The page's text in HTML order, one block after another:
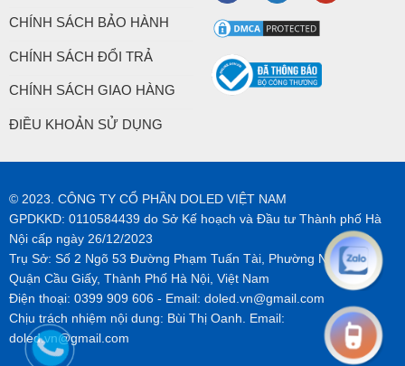
CHÍNH SÁCH BẢO HÀNH
CHÍNH SÁCH ĐỔI TRẢ
CHÍNH SÁCH GIAO HÀNG
ĐIỀU KHOẢN SỬ DỤNG
© 2023. CÔNG TY CỔ PHẦN DOLED VIỆT NAM
GPDKKD: 0110584439 do Sở Kế hoạch và Đầu tư Thành phố Hà
Nội cấp ngày 26/12/2023
Trụ Sở: Số 2 Ngõ 53 Đường Phạm Tuấn Tài, Phường Nghĩa Tân,
Quận Cầu Giấy, Thành Phố Hà Nội, Việt Nam
Điện thoại: 0399 909 606- Email: doled.vn@gmail.com
Chịu trách nhiệm nội dung: Bùi Thị Oanh. Email:
doled.vn@gmail.com